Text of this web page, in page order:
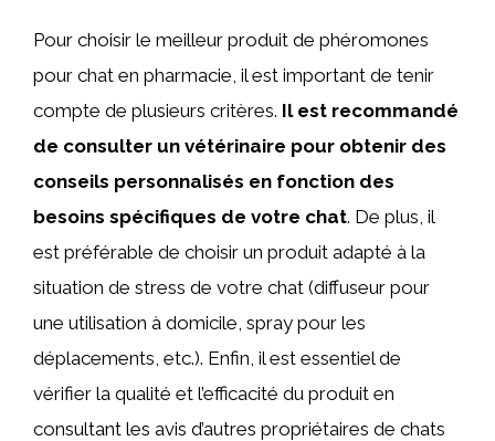
Pour choisir le meilleur produit de phéromones
pour chat en pharmacie, il est important de tenir
compte de plusieurs critères. Il est recommandé
de consulter un vétérinaire pour obtenir des
conseils personnalisés en fonction des
besoins spécifiques de votre chat. De plus, il
est préférable de choisir un produit adapté à la
situation de stress de votre chat (diffuseur pour
une utilisation à domicile, spray pour les
déplacements, etc.). Enfin, il est essentiel de
vérifier la qualité et l’efficacité du produit en
consultant les avis d’autres propriétaires de chats